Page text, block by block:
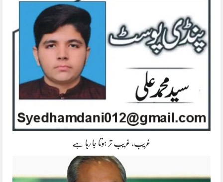
غریب، غریب تر ہوتا جا رہا ہے